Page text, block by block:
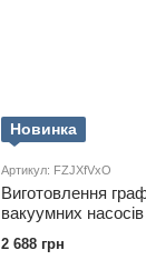
Новинка
Артикул: FZJXfVxO
Виготовлення
вакуумних
2 688 грн